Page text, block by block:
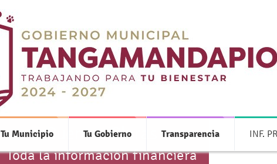
Tu Municipio Tu Gobierno Transparencia INF.
Cuentas Claras
Toda la información financiera